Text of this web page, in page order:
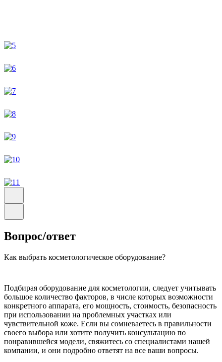
Вопрос/ответ
Как выбрать косметологическое оборудование?
Подбирая оборудование для косметологии, следует учитывать
большое количество факторов, в числе которых возможности
конкретного аппарата, его мощность, стоимость, безопасность
при использовании на проблемных участках или
чувствительной коже. Если вы сомневаетесь в правильности
своего выбора или хотите получить консультацию по
понравившейся модели, свяжитесь со специалистами нашей
компании, и они подробно ответят на все ваши вопросы.